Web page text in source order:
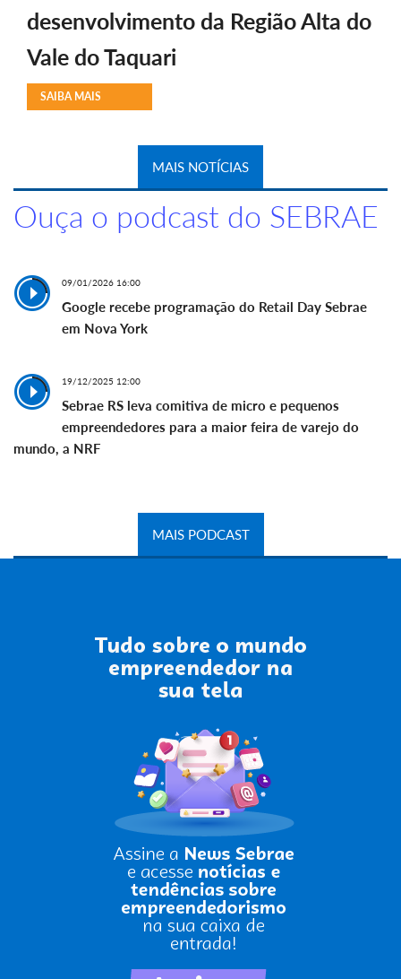
desenvolvimento da Região Alta do
Vale do Taquari
SAIBA MAIS
MAIS NOTÍCIAS
Ouça o podcast do SEBRAE
09/01/2026 16:00
Google recebe programação do Retail Day Sebrae
em Nova York
19/12/2025 12:00
Sebrae RS leva comitiva de micro e pequenos
empreendedores para a maior feira de varejo do
mundo, a NRF
MAIS PODCAST